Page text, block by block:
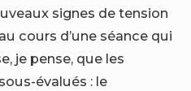
signes de tension
cours d’une séance qui
je pense, que les
évalués : le